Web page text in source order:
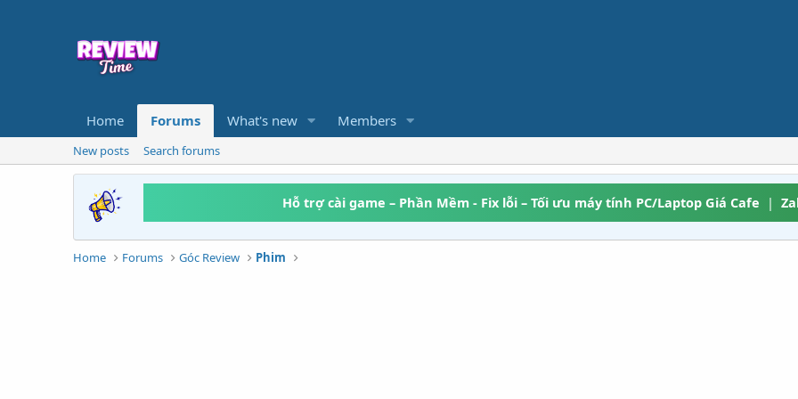
Home Forums What's new Members
New posts Search forums
Hỗ trợ cài game – Phần Mềm - Fix lỗi – Tối ưu máy tính PC/Laptop Giá Cafe |
Home Forums Góc Review Phim